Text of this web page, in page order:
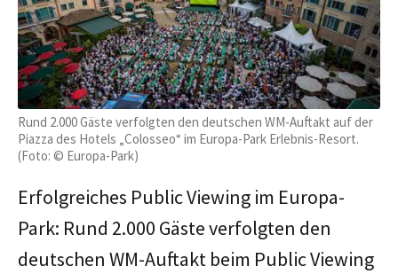
Rund 2.000 Gäste verfolgten den deutschen WM-Auftakt auf der
Piazza des Hotels „Colosseo“ im Europa-Park Erlebnis-Resort.
(Foto: © Europa-Park)
Erfolgreiches Public Viewing im Europa-
Park: Rund 2.000 Gäste verfolgten den
deutschen WM-Auftakt beim Public Viewing